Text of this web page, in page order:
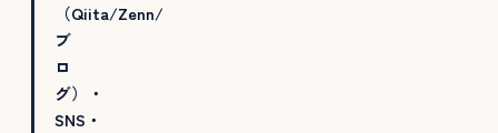
（Qiita/Zenn/
ブ
ロ
グ）・
SNS・